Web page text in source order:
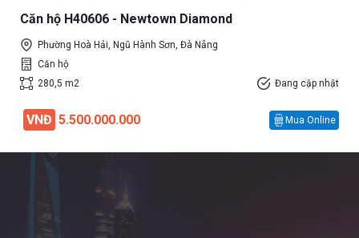
Căn hộ H40606 - Newtown Diamond
Phường Hoà Hải, Ngũ Hành Sơn, Đà Nẵng
Căn hộ
280,5 m2
Đang cập nhật
VNĐ 5.500.000.000 Mua Online